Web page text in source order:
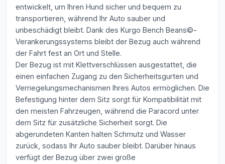
entwickelt, um Ihren Hund sicher und bequem zu
transportieren, während Ihr Auto sauber und
unbeschädigt bleibt. Dank des Kurgo Bench Beans©-
Verankerungssystems bleibt der Bezug auch während
der Fahrt fest an Ort und Stelle.
Der Bezug ist mit Klettverschlüssen ausgestattet, die
einen einfachen Zugang zu den Sicherheitsgurten und
Verriegelungsmechanismen Ihres Autos ermöglichen. Die
Befestigung hinter dem Sitz sorgt für Kompatibilität mit
den meisten Fahrzeugen, während die Paracord unter
dem Sitz für zusätzliche Sicherheit sorgt. Die
abgerundeten Kanten halten Schmutz und Wasser
zurück, sodass Ihr Auto sauber bleibt. Darüber hinaus
verfügt der Bezug über zwei große